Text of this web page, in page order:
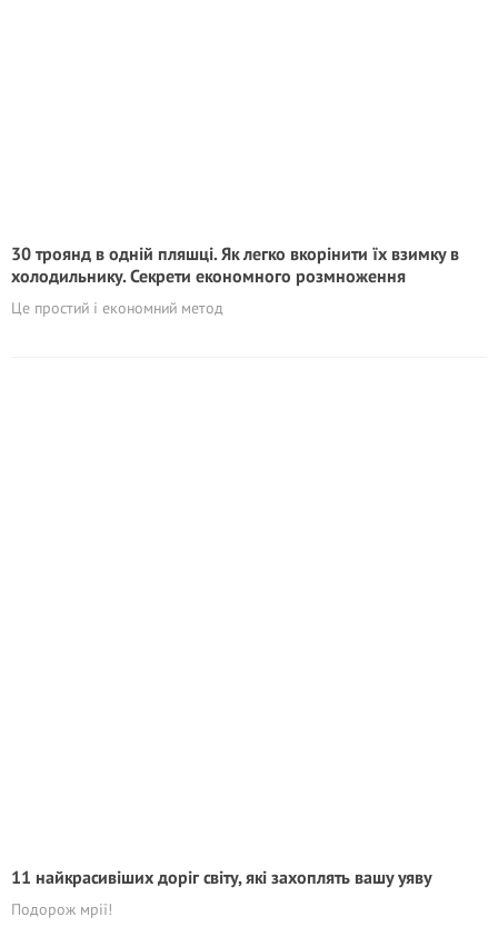
30 троянд в одній пляшці. Як легко вкорінити їх взимку в
холодильнику. Секрети економного розмноження
Це простий і економний метод
11 найкрасивіших доріг світу, які захоплять вашу уяву
Подорож мрії!